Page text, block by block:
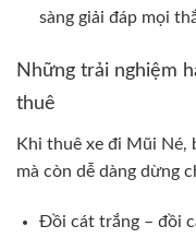
sàng giải đáp mọi
Những trải nghiệm
thuê
Khi thuê xe đi Mũi Né,
mà còn dễ dàng dừng
Đồi cát trắng – đồi